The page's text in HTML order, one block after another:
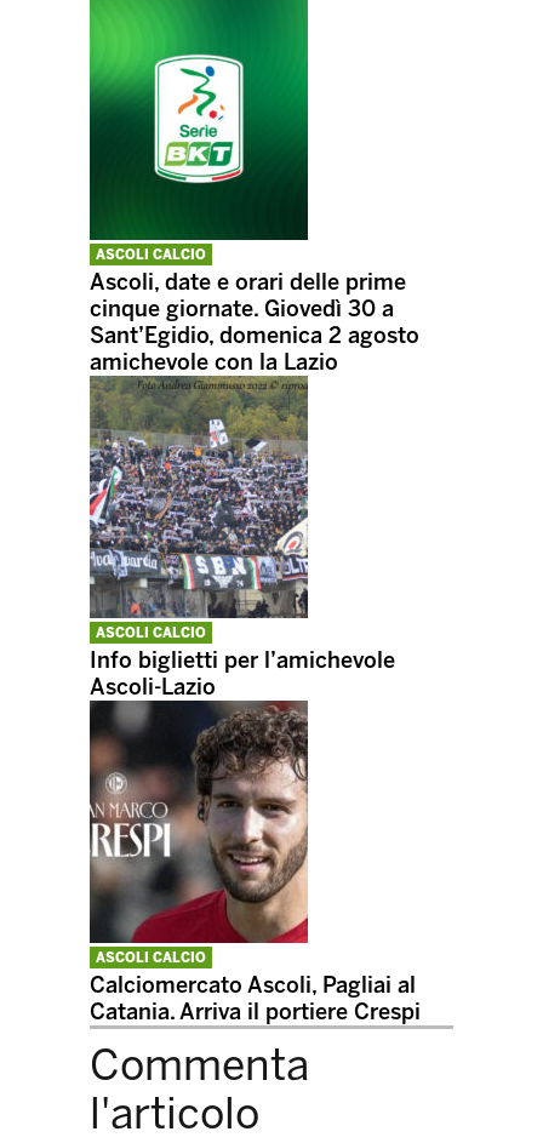
ASCOLI CALCIO
Ascoli, date e orari delle prime
cinque giornate. Giovedì 30 a
Sant’Egidio, domenica 2 agosto
amichevole con la Lazio
ASCOLI CALCIO
Info biglietti per l’amichevole
Ascoli-Lazio
ASCOLI CALCIO
Calciomercato Ascoli, Pagliai al
Catania. Arriva il portiere Crespi
Commenta
l'articolo